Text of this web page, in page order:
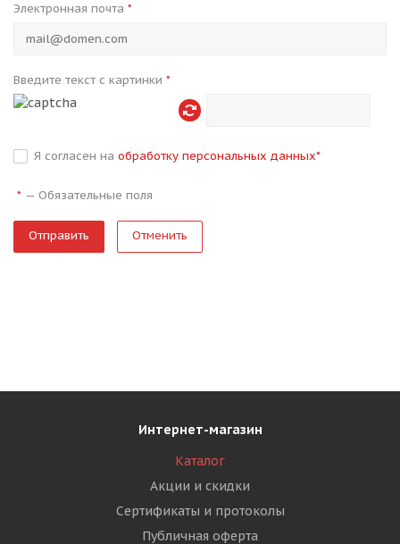
Электронная почта *
Введите текст с картинки *
Я согласен на обработку персональных данных*
* — Обязательные поля
Отменить
Интернет-магазин
Каталог
Акции и скидки
Сертификаты и протоколы
Публичная оферта